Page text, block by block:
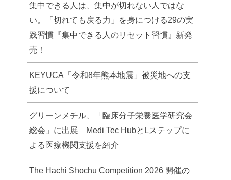
集中できる人は、集中が切れない人ではな
い。「切れても戻る力」を身につける29の実
践習慣『集中できる人のリセット習慣』新発
売！
KEYUCA「令和8年熊本地震」被災地への支
援について
グリーンメチル、「臨床分子栄養医学研究会
総会」に出展 Medi Tec HubとLステップに
よる医療機関支援を紹介
The Hachi Shochu Competition 2026 開催の